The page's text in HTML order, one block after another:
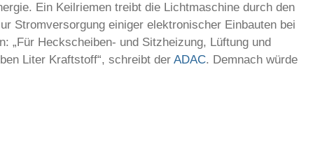
Ein Keilriemen treibt die Lichtmaschine durch den
Stromversorgung einiger elektronischer Einbauten bei
„Für Heckscheiben- und Sitzheizung, Lüftung und
Liter Kraftstoff“, schreibt der ADAC. Demnach würde